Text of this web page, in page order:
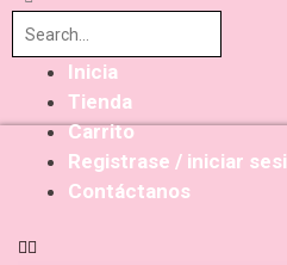
Inicia
Tienda
Carrito
Registrase / iniciar
Contáctanos